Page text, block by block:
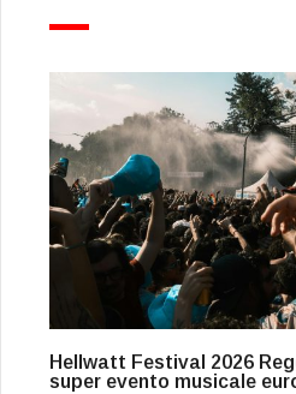
Hellwatt Festival 2026
super evento musicale